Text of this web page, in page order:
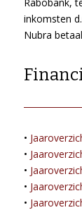
inkomsten
Nubra
•
•
•
•
•